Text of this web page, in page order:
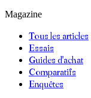
Magazine
Tous les articles
Essais
Guides d'achat
Comparatifs
Enquêtes